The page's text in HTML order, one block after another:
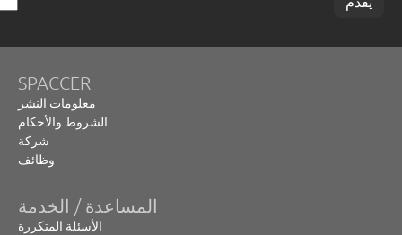
SPACCER
معلومات النشر
الشروط والأحكام
شركة
وظائف
المساعدة / الخدمة
الأسئلة المتكررة